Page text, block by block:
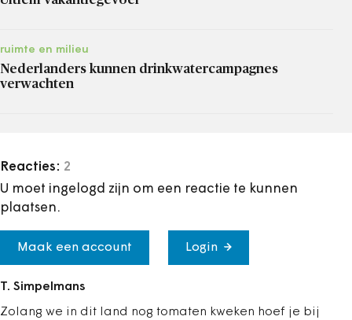
ruimte en milieu
Nederlanders kunnen drinkwatercampagnes
verwachten
Reacties: 2
U moet ingelogd zijn om een reactie te kunnen
plaatsen.
Maak een account Login
T. Simpelmans
Zolang we in dit land nog tomaten kweken hoef je bij